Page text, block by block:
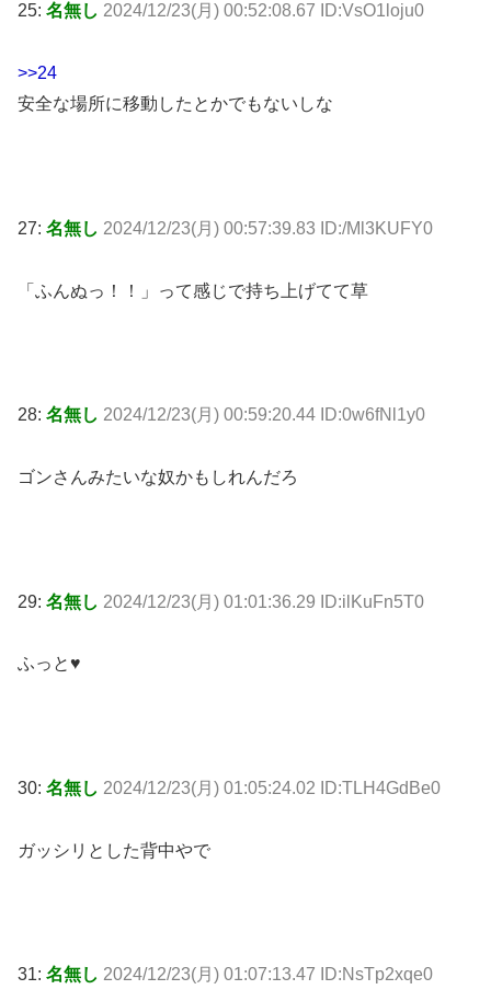
25: 名無し 2024/12/23(月) 00:52:08.67 ID:VsO1loju0
>>24
安全な場所に移動したとかでもないしな
27: 名無し 2024/12/23(月) 00:57:39.83 ID:/Ml3KUFY0
「ふんぬっ！！」って感じで持ち上げてて草
28: 名無し 2024/12/23(月) 00:59:20.44 ID:0w6fNl1y0
ゴンさんみたいな奴かもしれんだろ
29: 名無し 2024/12/23(月) 01:01:36.29 ID:ilKuFn5T0
ふっと♥
30: 名無し 2024/12/23(月) 01:05:24.02 ID:TLH4GdBe0
ガッシリとした背中やで
31: 名無し 2024/12/23(月) 01:07:13.47 ID:NsTp2xqe0